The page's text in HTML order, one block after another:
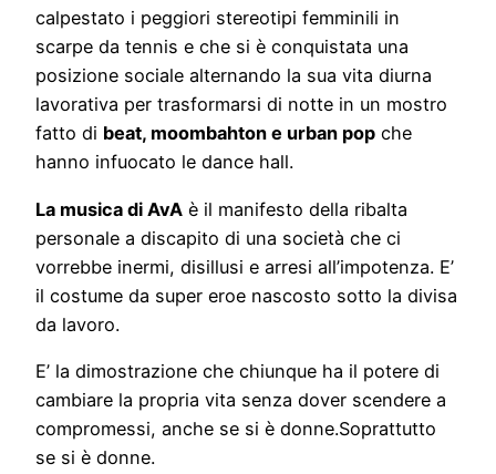
calpestato i peggiori stereotipi femminili in
scarpe da tennis e che si è conquistata una
posizione sociale alternando la sua vita diurna
lavorativa per trasformarsi di notte in un mostro
fatto di beat, moombahton e urban pop che
hanno infuocato le dance hall.
La musica di AvA è il manifesto della ribalta
personale a discapito di una società che ci
vorrebbe inermi, disillusi e arresi all’impotenza. E’
il costume da super eroe nascosto sotto la divisa
da lavoro.
E’ la dimostrazione che chiunque ha il potere di
cambiare la propria vita senza dover scendere a
compromessi, anche se si è donne.Soprattutto
se si è donne.